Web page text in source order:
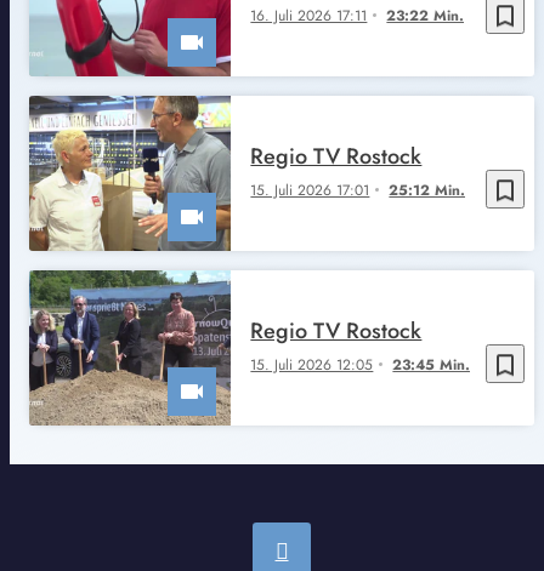
bookmark_border
16. Juli 2026 17:11 23:22 Min.
bookmark_border
15. Juli 2026 17:01 25:12 Min.
Regio TV Rostock
bookmark_border
15. Juli 2026 12:05 23:45 Min.
Regio TV Rostock